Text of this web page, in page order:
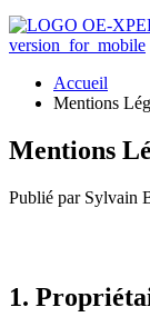
Accueil
Mentions
Mentions
Publié par Sylvain
1.